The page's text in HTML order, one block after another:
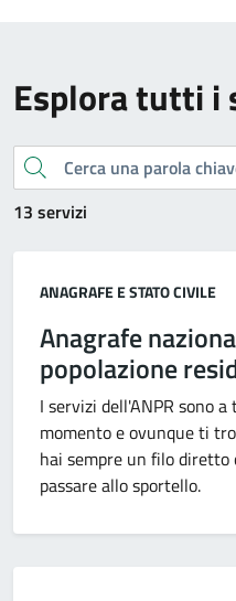
Esplora tutti i
Cerca una parola chiave
13 servizi
Categoria:
ANAGRAFE E STATO CIVILE
Anagrafe
popolazione
I servizi dell'ANPR sono
momento e ovunque ti
hai sempre un filo diretto
passare allo sportello.